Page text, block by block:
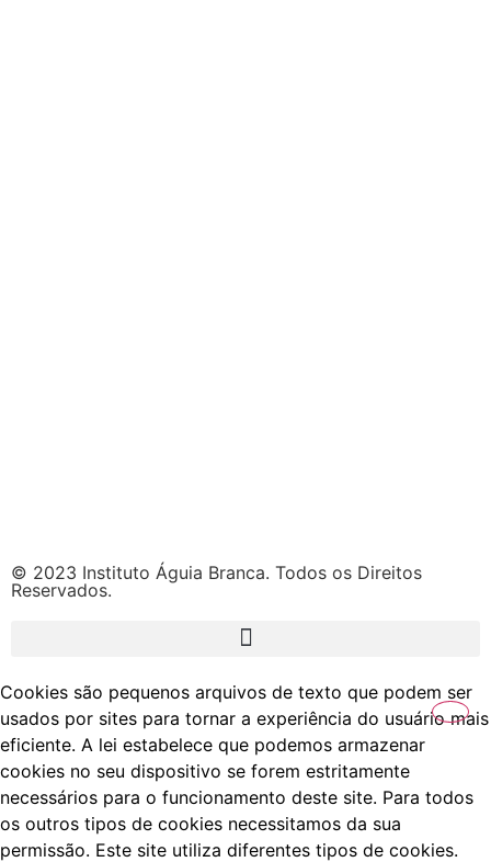
© 2023 Instituto Águia Branca. Todos os Direitos
Reservados.
Cookies são pequenos arquivos de texto que podem ser
usados por sites para tornar a experiência do usuário mais
eficiente. A lei estabelece que podemos armazenar
cookies no seu dispositivo se forem estritamente
necessários para o funcionamento deste site. Para todos
os outros tipos de cookies necessitamos da sua
permissão. Este site utiliza diferentes tipos de cookies.